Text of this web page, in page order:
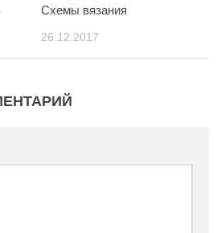
Схемы вязания
26.12.2017